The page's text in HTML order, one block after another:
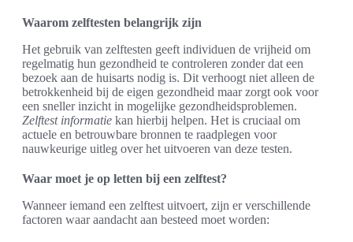
Waarom zelftesten belangrijk zijn
Het gebruik van zelftesten geeft individuen de vrijheid om
regelmatig hun gezondheid te controleren zonder dat een
bezoek aan de huisarts nodig is. Dit verhoogt niet alleen de
betrokkenheid bij de eigen gezondheid maar zorgt ook voor
een sneller inzicht in mogelijke gezondheidsproblemen.
Zelftest informatie kan hierbij helpen. Het is cruciaal om
actuele en betrouwbare bronnen te raadplegen voor
nauwkeurige uitleg over het uitvoeren van deze testen.
Waar moet je op letten bij een zelftest?
Wanneer iemand een zelftest uitvoert, zijn er verschillende
factoren waar aandacht aan besteed moet worden: